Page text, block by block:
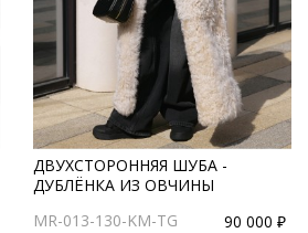
ДВУХСТОРОННЯЯ ШУБА -
ДУБЛЁНКА ИЗ ОВЧИНЫ
MR-013-130-KM-TG
90 000 ₽